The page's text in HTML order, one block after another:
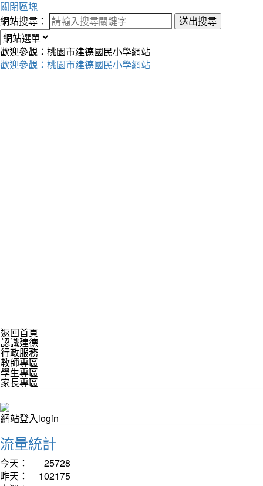
關閉區塊
網站搜尋：
送出搜尋
歡迎參觀：桃園市建德國民小學網站
歡迎參觀：桃園市建德國民小學網站
返回首頁
認識建德
行政服務
教師專區
學生專區
家長專區
網站登入login
流量統計
今天：
25728
昨天：
102175